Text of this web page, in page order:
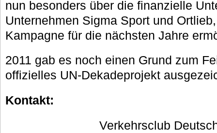
nun besonders über die finanzielle
Unternehmen Sigma Sport und
Kampagne für die nächsten Jahre
2011 gab es noch einen Grund zum
offizielles UN-Dekadeprojekt
Kontakt:
Verkehrsclub